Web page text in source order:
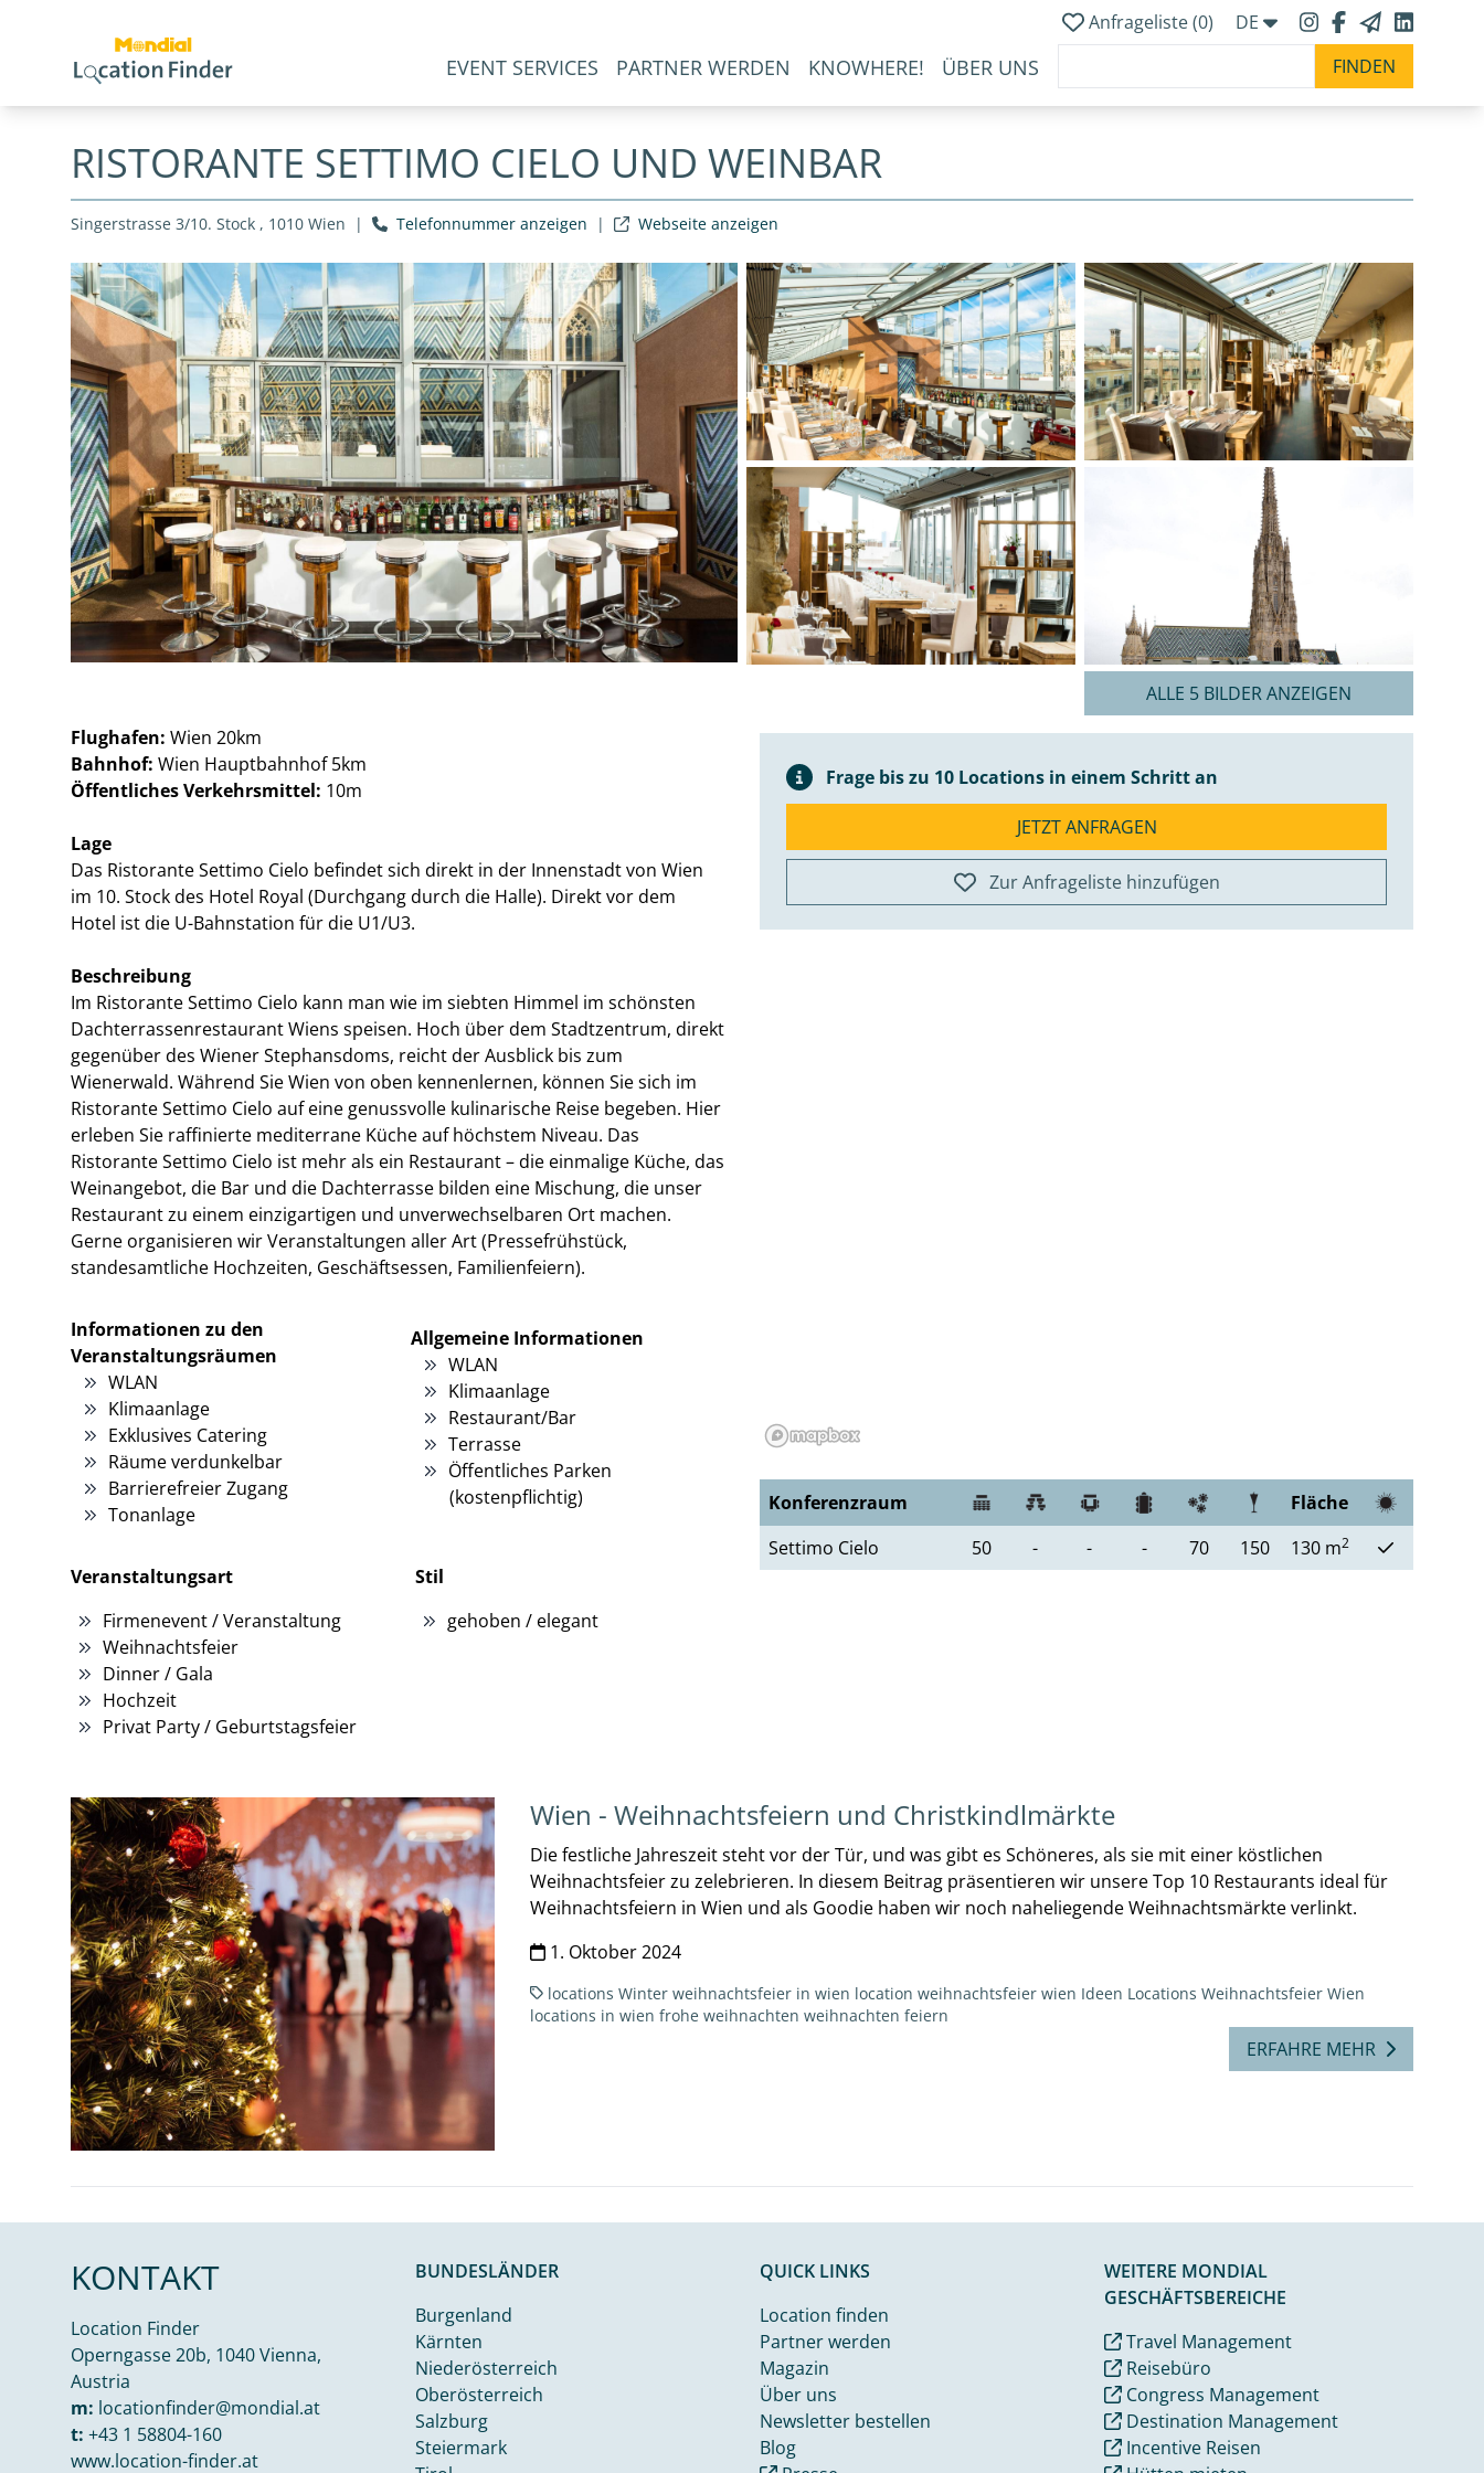
Anfrageliste (0) DE
EVENT SERVICES PARTNER WERDEN KNOWHERE! ÜBER UNS
RISTORANTE SETTIMO CIELO UND WEINBAR
Singerstrasse 3/10. Stock , 1010 Wien | Telefonnummer anzeigen | Webseite anzeigen
ALLE 5 BILDER ANZEIGEN
Flughafen: Wien 20km
Bahnhof: Wien Hauptbahnhof 5km
Öffentliches Verkehrsmittel: 10m
Lage
Das Ristorante Settimo Cielo befindet sich direkt in der Innenstadt von Wien
im 10. Stock des Hotel Royal (Durchgang durch die Halle). Direkt vor dem
Hotel ist die U-Bahnstation für die U1/U3.
Beschreibung
Im Ristorante Settimo Cielo kann man wie im siebten Himmel im schönsten
Dachterrassenrestaurant Wiens speisen. Hoch über dem Stadtzentrum, direkt
gegenüber des Wiener Stephansdoms, reicht der Ausblick bis zum
Wienerwald. Während Sie Wien von oben kennenlernen, können Sie sich im
Ristorante Settimo Cielo auf eine genussvolle kulinarische Reise begeben. Hier
erleben Sie raffinierte mediterrane Küche auf höchstem Niveau. Das
Ristorante Settimo Cielo ist mehr als ein Restaurant – die einmalige Küche, das
Weinangebot, die Bar und die Dachterrasse bilden eine Mischung, die unser
Restaurant zu einem einzigartigen und unverwechselbaren Ort machen.
Gerne organisieren wir Veranstaltungen aller Art (Pressefrühstück,
standesamtliche Hochzeiten, Geschäftsessen, Familienfeiern).
Informationen zu den
Veranstaltungsräumen
WLAN
Klimaanlage
Exklusives Catering
Räume verdunkelbar
Barrierefreier Zugang
Tonanlage
Allgemeine Informationen
WLAN
Klimaanlage
Restaurant/Bar
Terrasse
Öffentliches Parken
(kostenpflichtig)
Veranstaltungsart
Firmenevent / Veranstaltung
Weihnachtsfeier
Dinner / Gala
Hochzeit
Privat Party / Geburtstagsfeier
Stil
gehoben / elegant
Frage bis zu 10 Locations in einem Schritt an
JETZT ANFRAGEN
Zur Anfrageliste hinzufügen
©Mapbox
Konferenzraum
Fläche
Settimo Cielo
50 - - - 70 150 130 m2
Wien - Weihnachtsfeiern und Christkindlmärkte
Die festliche Jahreszeit steht vor der Tür, und was gibt es Schöneres, als sie mit einer köstlichen
Weihnachtsfeier zu zelebrieren. In diesem Beitrag präsentieren wir unsere Top 10 Restaurants ideal für
Weihnachtsfeiern in Wien und als Goodie haben wir noch naheliegende Weihnachtsmärkte verlinkt.
1. Oktober 2024
locations Winter weihnachtsfeier in wien location weihnachtsfeier wien Ideen Locations Weihnachtsfeier Wien
locations in wien frohe weihnachten weihnachten feiern
ERFAHRE MEHR
KONTAKT
Location Finder
Operngasse 20b, 1040 Vienna,
Austria
m: locationfinder@mondial.at
t: +43 1 58804-160
www.location-finder.at
BUNDESLÄNDER
Burgenland
Kärnten
Niederösterreich
Oberösterreich
Salzburg
Steiermark
QUICK LINKS
Location finden
Partner werden
Magazin
Über uns
Newsletter bestellen
Blog
WEITERE MONDIAL
GESCHÄFTSBEREICHE
Travel Management
Reisebüro
Congress Management
Destination Management
Incentive Reisen